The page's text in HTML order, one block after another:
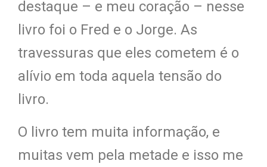
destaque – e meu coração – nesse
livro foi o Fred e o Jorge. As
travessuras que eles cometem é o
alívio em toda aquela tensão do
livro.
O livro tem muita informação, e
muitas vem pela metade e isso me